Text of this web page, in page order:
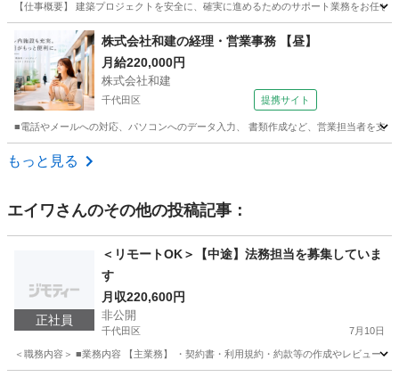
【仕事概要】 建築プロジェクトを安全に、確実に進めるためのサポート業務をお任
中央区 事務 未経験
株式会社和建の経理・営業事務 【昼】
月給220,000円
株式会社和建
千代田区 提携サイト
■電話やメールへの対応、パソコンへのデータ入力、 書類作成など、営業担当者を支
東京 千代田区
もっと見る
エイワ さんのその他の投稿記事：
正社員
＜リモートOK＞【中途】法務担当を募集していま
す
月収220,600円
非公開
千代田区 7月10日
＜職務内容＞ ■業務内容 【主業務】 ・契約書・利用規約・約款等の作成やレビュー